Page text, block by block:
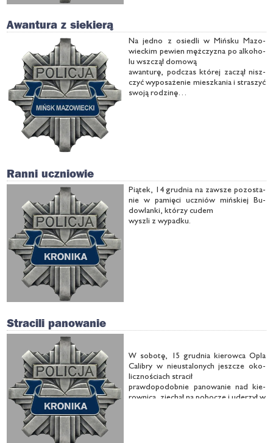
Awantura z siekierą
Na jed­no z osie­dli w Miń­sku Ma­zo­
wiec­kim pe­wien męż­czy­zna po al­ko­ho­
lu wsz­czął do­mo­wą
awan­tu­rę, pod­czas któ­rej za­czął nisz­
czyć wy­po­sa­że­nie miesz­ka­nia i stra­szyć
swo­ją ro­dzi­nę
Ranni uczniowie
Pią­tek, 14 grud­nia na za­wsze po­zo­sta­
nie w pa­mię­ci uczniów miń­skiej Bu­
dow­lan­ki, któ­rzy cu­dem
wy­szli z wy­pad­ku.
Stracili panowanie
W so­bo­tę, 15 grud­nia kie­row­ca Opla
Ca­li­bry w nie­usta­lo­nych jesz­cze oko­
licz­no­ściach stra­cił
praw­do­po­dob­nie pa­no­wa­nie nad kie­
row­ni­cą, zje­chał na po­bo­cze i ude­rzył w